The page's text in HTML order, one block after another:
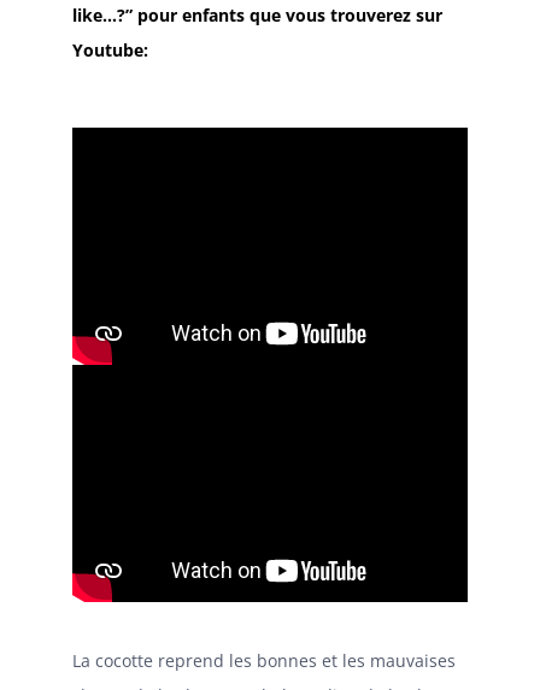
like…?” pour enfants que vous trouverez sur
Youtube:
La cocotte reprend les bonnes et les mauvaises